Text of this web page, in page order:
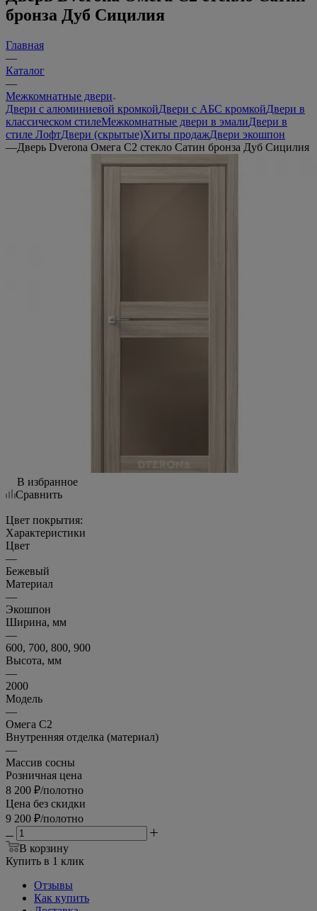
бронза Дуб Сицилия
Главная
—
Каталог
—
Межкомнатные двери
Двери с алюминиевой кромкойДвери с АБС кромкойДвери в
классическом стилеМежкомнатные двери в эмалиДвери в
стиле ЛофтДвери (скрытые)Хиты продажДвери экошпон
—Дверь Dverona Омега С2 стекло Сатин бронза Дуб Сицилия
В избранное
Сравнить
Цвет покрытия:
Характеристики
Цвет
—
Бежевый
Материал
—
Экошпон
Ширина, мм
—
600, 700, 800, 900
Высота, мм
—
2000
Модель
—
Омега С2
Внутренняя отделка (материал)
—
Массив сосны
Розничная цена
8 200 ₽/полотно
Цена без скидки
9 200 ₽/полотно
В корзину
Купить в 1 клик
Отзывы
Как купить